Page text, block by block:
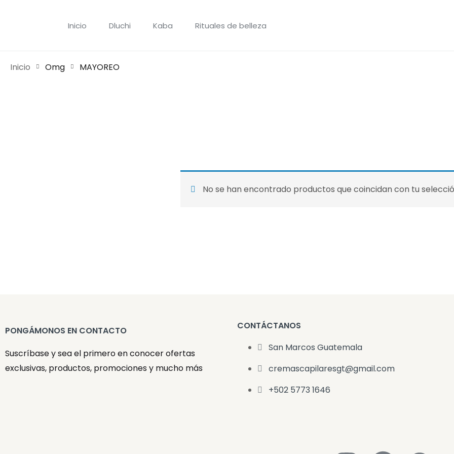
Inicio Dluchi Kaba Rituales de belleza
Inicio Omg MAYOREO
No se han encontrado productos que coincidan con tu
PONGÁMONOS EN CONTACTO
Suscríbase y sea el primero en conocer ofertas
exclusivas, productos, promociones y mucho más
CONTÁCTANOS
San Marcos Guatemala
cremascapilaresgt@gmail.com
+502 5773 1646